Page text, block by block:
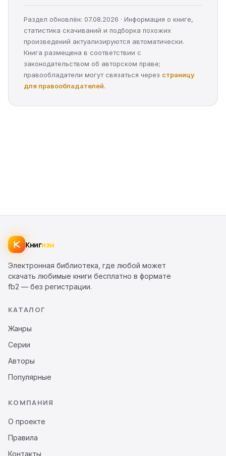
Раздел обновлён: 07.08.2026 · Информация о книге,
статистика скачиваний и подборка похожих
произведений актуализируются автоматически.
Книга размещена в соответствии с
законодательством об авторском праве;
правообладатели могут связаться через страницу
для правообладателей.
Книгизм
Электронная библиотека, где любой может
скачать любимые книги бесплатно в формате
fb2 — без регистрации.
КАТАЛОГ
Жанры
Серии
Авторы
Популярные
КОМПАНИЯ
О проекте
Правила
Контакты